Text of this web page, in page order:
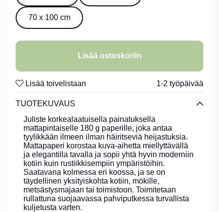
70 x 100 cm
Lisää ostoskoriin
Lisää toivelistaan 1-2 työpäivää
TUOTEKUVAUS
Juliste korkealaatuisella painatuksella
mattapintaiselle 180 g paperille, joka antaa
tyylikkään ilmeen ilman häiritseviä heijastuksia.
Mattapaperi korostaa kuva-aihetta miellyttävällä
ja elegantilla tavalla ja sopii yhtä hyvin moderniin
kotiin kuin rustiikkisempiin ympäristöihin.
Saatavana kolmessa eri koossa, ja se on
täydellinen yksityiskohta kotiin, mökille,
metsästysmajaan tai toimistoon. Toimitetaan
rullattuna suojaavassa pahviputkessa turvallista
kuljetusta varten.